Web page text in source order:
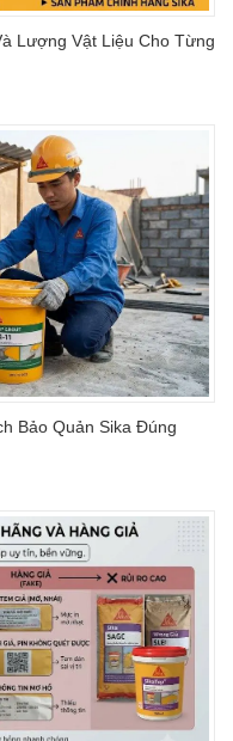
Lượng Vật Liệu Cho Từng
Bảo Quản Sika Đúng